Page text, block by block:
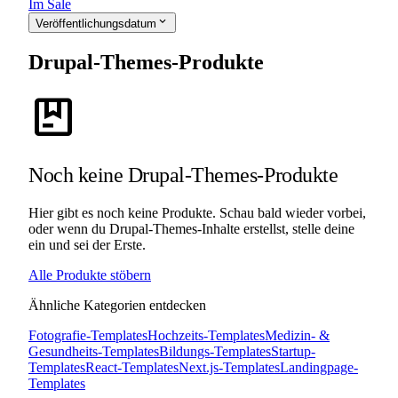
Im Sale
Veröffentlichungsdatum expand_more
Drupal-Themes-Produkte
package
Noch keine Drupal-Themes-Produkte
Hier gibt es noch keine Produkte. Schau bald wieder vorbei,
oder wenn du Drupal-Themes-Inhalte erstellst, stelle deine
ein und sei der Erste.
Alle Produkte stöbern
Ähnliche Kategorien entdecken
Fotografie-TemplatesHochzeits-TemplatesMedizin- &
Gesundheits-TemplatesBildungs-TemplatesStartup-
TemplatesReact-TemplatesNext.js-TemplatesLandingpage-
Templates